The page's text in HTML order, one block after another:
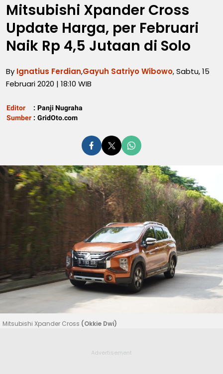
Mitsubishi Xpander Cross
Update Harga, per Februari
Naik Rp 4,5 Jutaan di Solo
By Ignatius Ferdian,Gayuh Satriyo Wibowo, Sabtu, 15
Februari 2020 | 18:10 WIB
Editor : Panji Nugraha
Sumber : GridOto.com
Mitsubishi Xpander Cross (Okkie Dwi)